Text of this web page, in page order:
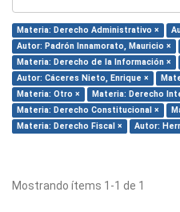
Materia: Derecho Administrativo ×
Autor: Padrón Innamorato, Mauricio ×
Materia: Derecho de la Información ×
Autor: Cáceres Nieto, Enrique ×
Materia: Otro ×
Materia: Derecho
Materia: Derecho Constitucional ×
Materia: Derecho Fiscal ×
Autor:
Mostrando ítems 1-1 de 1